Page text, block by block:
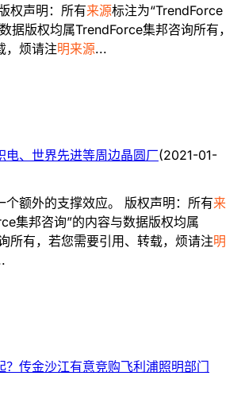
权声明：所有来源标注为“TrendForce
据版权均属TrendForce集邦咨询所有，
，烦请注明来源...
电、世界先进等周边晶圆厂(2021-01-
个额外的支撑效应。 版权声明：所有来
集邦咨询”的内容与数据版权均属
所有，若您需要引用、转载，烦请注明
？传金沙江有意竞购飞利浦照明部门